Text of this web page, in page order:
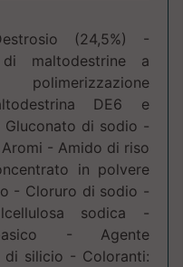
(24,5%) -
maltodestrine a
DE6 e
Gluconato di sodio -
- Amido di riso
in polvere
- Cloruro di sodio -
sodica -
- Agente
di silicio - Coloranti: